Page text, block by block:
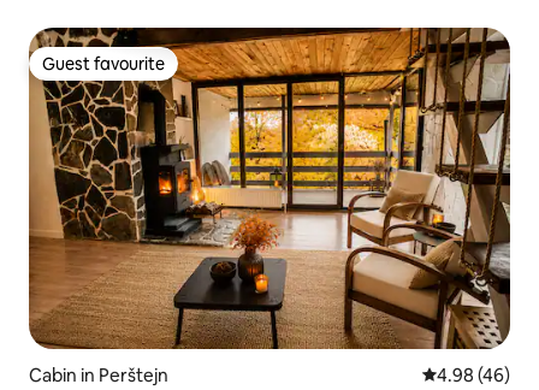
Guest favourite
Guest favourite
Cabin in Perštejn 4.98 out of 5
4.98 (46)